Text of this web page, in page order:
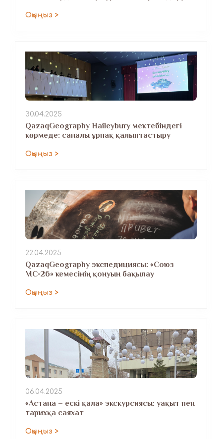
Оқыңыз >
30.04.2025
QazaqGeography Haileybury мектебіндегі
көрмеде: саналы ұрпақ қалыптастыру
Оқыңыз >
22.04.2025
QazaqGeography экспедициясы: «Союз
МС-26» кемесінің қонуын бақылау
Оқыңыз >
06.04.2025
«Астана – ескі қала» экскурсиясы: уақыт пен
тарихқа саяхат
Оқыңыз >